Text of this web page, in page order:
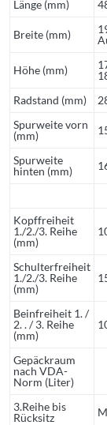
Länge (mm)
Breite (mm)
Höhe (mm)
Radstand (mm)
Spurweite vorn
(mm)
Spurweite
hinten (mm)
Kopffreiheit
1./2./3. Reihe
(mm)
Schulterfreiheit
1./2./3. Reihe
(mm)
Beinfreiheit 1. /
2. . / 3. Reihe
(mm)
Gepäckraum
nach VDA-
Norm (Liter)
3.Reihe bis
Rücksitz